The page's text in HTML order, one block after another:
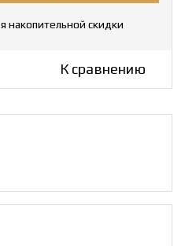
накопительной скидки
К сравнению